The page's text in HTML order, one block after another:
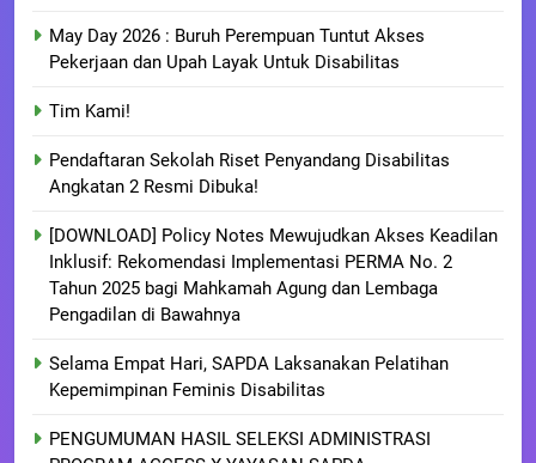
May Day 2026 : Buruh Perempuan Tuntut Akses
Pekerjaan dan Upah Layak Untuk Disabilitas
Tim Kami!
Pendaftaran Sekolah Riset Penyandang Disabilitas
Angkatan 2 Resmi Dibuka!
[DOWNLOAD] Policy Notes Mewujudkan Akses Keadilan
Inklusif: Rekomendasi Implementasi PERMA No. 2
Tahun 2025 bagi Mahkamah Agung dan Lembaga
Pengadilan di Bawahnya
Selama Empat Hari, SAPDA Laksanakan Pelatihan
Kepemimpinan Feminis Disabilitas
PENGUMUMAN HASIL SELEKSI ADMINISTRASI